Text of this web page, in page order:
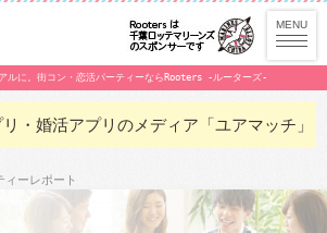
ルに。街コン・恋活パーティーならRooters -ルーターズ-
・婚活アプリのメディア「ユアマッチ」
ィーレポート